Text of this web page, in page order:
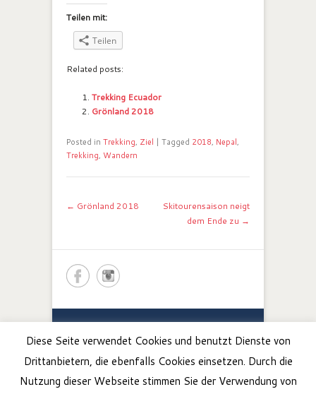
Teilen mit:
Teilen
Related posts:
Trekking Ecuador
Grönland 2018
Posted in Trekking, Ziel | Tagged 2018, Nepal,
Trekking, Wandern
Post navigation
← Grönland 2018
Skitourensaison neigt
dem Ende zu →
Alpina, Südtirol / Alto Adige, Valle Maira.
I-39050 Jenesien / San Genesio, Italien / Italia
Tel: +39 348 5852841, info@bergerlebnis.com
Copyright © 2026Bergerlebnis . All Rights
Diese Seite verwendet Cookies und benutzt Dienste von
Drittanbietern, die ebenfalls Cookies einsetzen. Durch die
Nutzung dieser Webseite stimmen Sie der Verwendung von